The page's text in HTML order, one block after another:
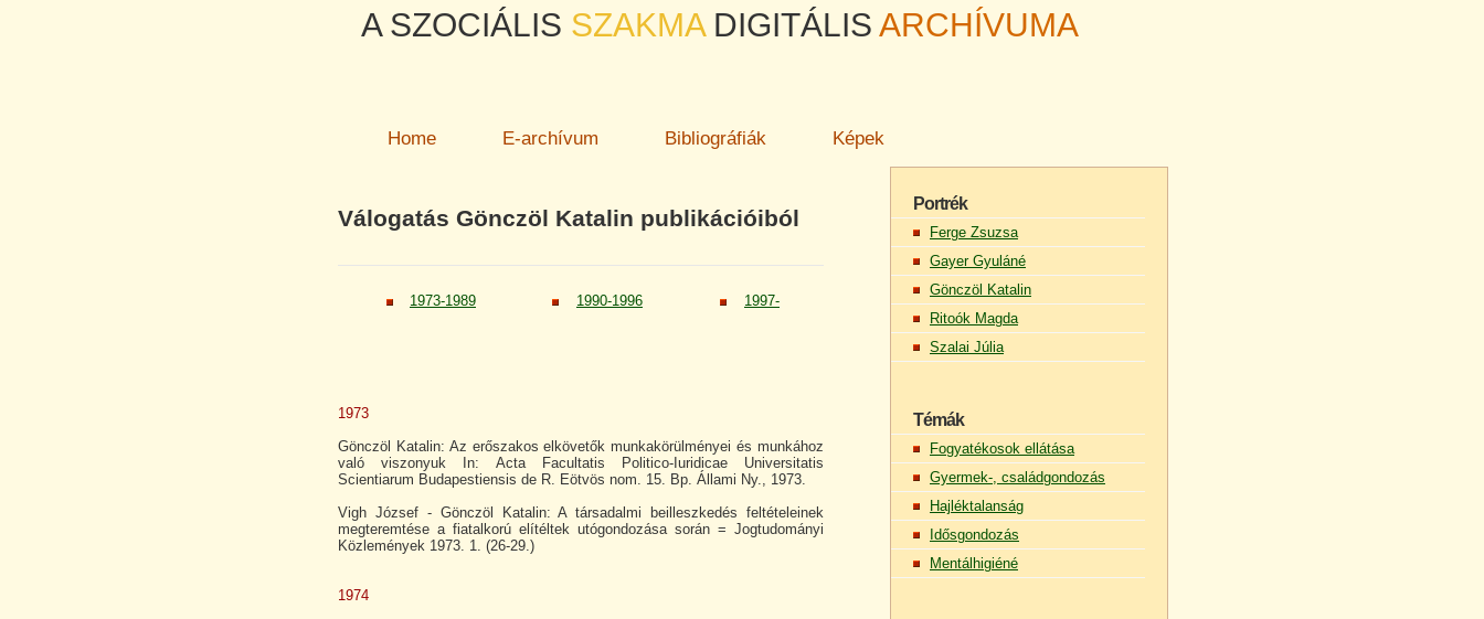
A SZOCIÁLIS SZAKMA DIGITÁLIS ARCHÍVUMA
Home E-archívum Bibliográfiák Képek
Válogatás Gönczöl Katalin publikációiból
1973-1989 1990-1996 1997-
1973
Gönczöl Katalin: Az erőszakos elkövetők munkakörülményei és munkához
való viszonyuk In: Acta Facultatis Politico-Iuridicae Universitatis
Scientiarum Budapestiensis de R. Eötvös nom. 15. Bp. Állami Ny., 1973.
Vigh József - Gönczöl Katalin: A társadalmi beilleszkedés feltételeinek
megteremtése a fiatalkorú elítéltek utógondozása során = Jogtudományi
Közlemények 1973. 1. (26-29.)
1974
Portrék
Ferge Zsuzsa
Gayer Gyuláné
Gönczöl Katalin
Ritoók Magda
Szalai Júlia
Témák
Fogyatékosok ellátása
Gyermek-, családgondozás
Hajléktalanság
Idősgondozás
Mentálhigiéné